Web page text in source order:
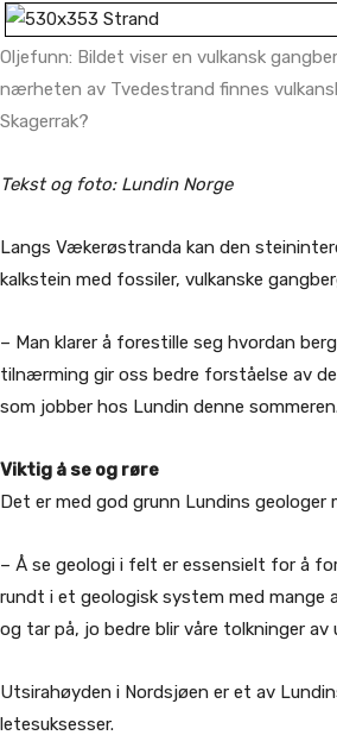
Oljefunn: Bildet viser en vulkansk
nærheten av Tvedestrand finnes
Skagerrak?
Tekst og foto: Lundin Norge
Langs Vækerøstranda kan den
kalkstein med fossiler, vulkanske
– Man klarer å forestille seg hvordan
tilnærming gir oss bedre forståelse av
som jobber hos Lundin denne sommeren.
Viktig å se og røre
Det er med god grunn Lundins
– Å se geologi i felt er essensielt for å
rundt i et geologisk system med mange
og tar på, jo bedre blir våre tolkninger
Utsirahøyden i Nordsjøen er et av
letesuksesser.